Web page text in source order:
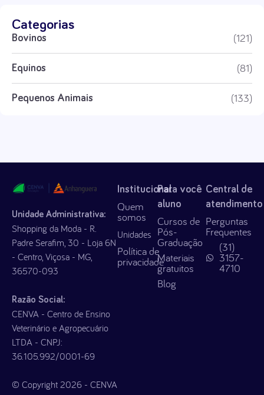
Categorias
Bovinos (121)
Equinos (81)
Pequenos Animais (133)
Unidade Administrativa:
Shopping da Moda - R.
Padre Serafim, 30 - Loja 6N
- Centro, Viçosa - MG,
36570-093
Razão Social:
CENVA - Centro de Ensino
Veterinário e Agropecuário
LTDA - CNPJ:
36.105.992/0001-69
© Copyright 2026 - CENVA
Institucional
Quem
somos
Unidades
Política de
privacidade
Para você
aluno
Cursos de
Pós-
Graduação
Materiais
gratuitos
Blog
Central de
atendimento
Perguntas
Frequentes
(31)
3157-
4710